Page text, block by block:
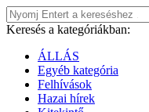
Keresés a kategóriákban:
ÁLLÁS
Egyéb kategória
Felhívások
Hazai hírek